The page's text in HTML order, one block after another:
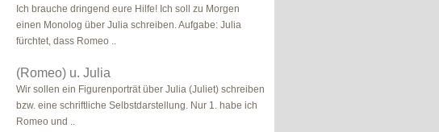
Ich brauche dringend eure Hilfe! Ich soll zu Morgen
einen Monolog über Julia schreiben. Aufgabe: Julia
fürchtet, dass Romeo ..
(Romeo) u. Julia
Wir sollen ein Figurenporträt über Julia (Juliet) schreiben
bzw. eine schriftliche Selbstdarstellung. Nur 1. habe ich
Romeo und ..